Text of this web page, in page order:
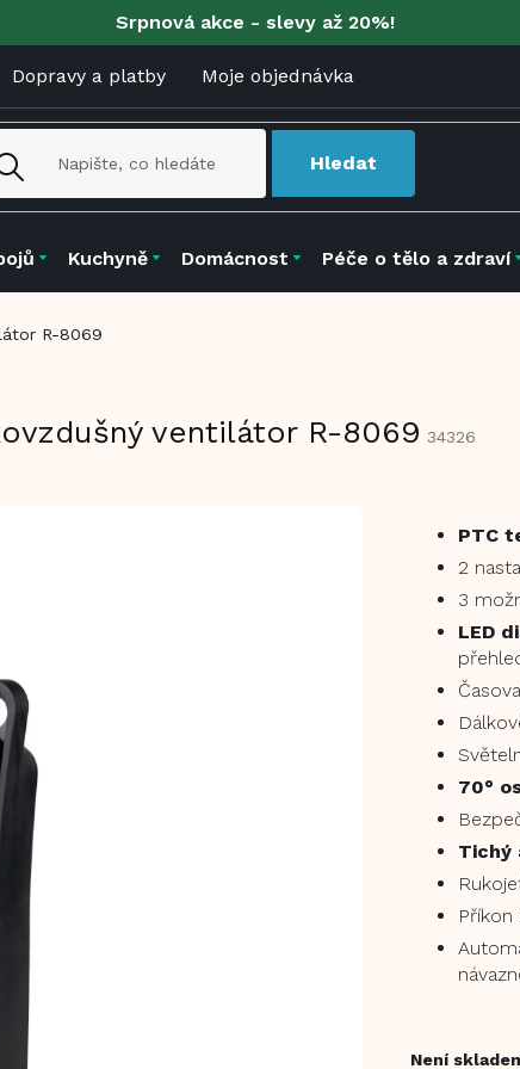
Srpnová akce - slevy až 20%!
Dopravy a platby Moje objednávka
Hledat
Kuchyně Domácnost Péče o tělo a zdraví
R-8069
ventilátor R-8069 34326
Není
PTC
2
3
LED
70°
Tichý